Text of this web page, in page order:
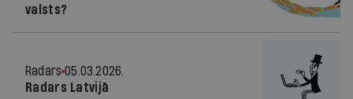
valsts?
Radars 05.03.2026.
Radars Latvijā